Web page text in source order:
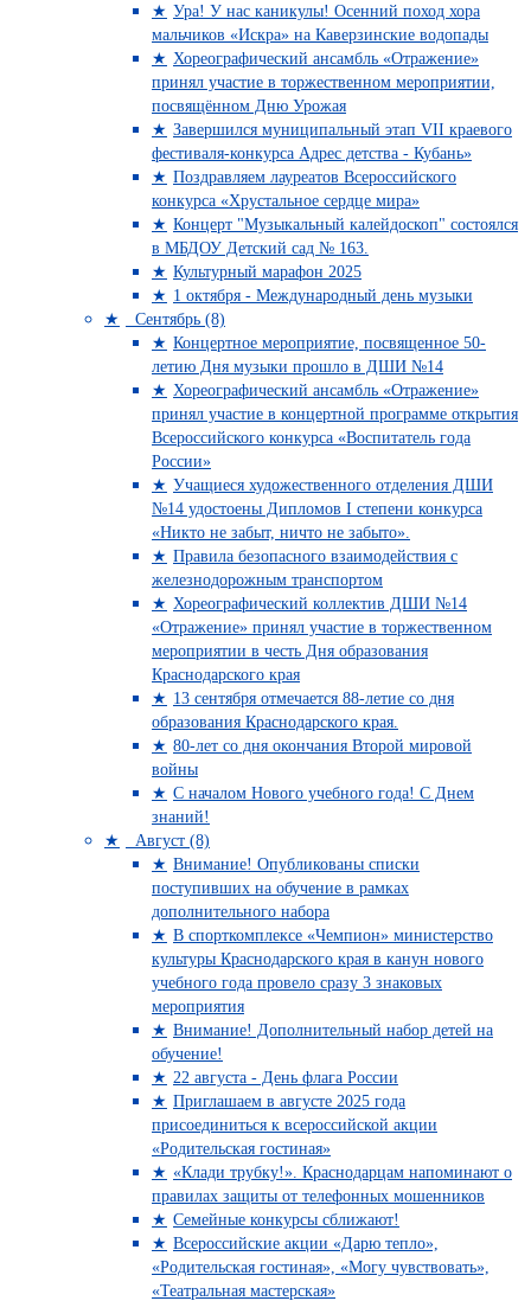
Ура! У нас каникулы! Осенний поход хора
мальчиков «Искра» на Каверзинские водопады
Хореографический ансамбль «Отражение»
принял участие в торжественном мероприятии,
посвящённом Дню Урожая
Завершился муниципальный этап VII краевого
фестиваля-конкурса Адрес детства - Кубань»
Поздравляем лауреатов Всероссийского
конкурса «Хрустальное сердце мира»
Концерт "Музыкальный калейдоскоп" состоялся
в МБДОУ Детский сад № 163.
Культурный марафон 2025
1 октября - Международный день музыки
Сентябрь (8)
Концертное мероприятие, посвященное 50-
летию Дня музыки прошло в ДШИ №14
Хореографический ансамбль «Отражение»
принял участие в концертной программе открытия
Всероссийского конкурса «Воспитатель года
России»
Учащиеся художественного отделения ДШИ
№14 удостоены Дипломов I степени конкурса
«Никто не забыт, ничто не забыто».
Правила безопасного взаимодействия с
железнодорожным транспортом
Хореографический коллектив ДШИ №14
«Отражение» принял участие в торжественном
мероприятии в честь Дня образования
Краснодарского края
13 сентября отмечается 88-летие со дня
образования Краснодарского края.
80-лет со дня окончания Второй мировой
войны
С началом Нового учебного года! С Днем
знаний!
Август (8)
Внимание! Опубликованы списки
поступивших на обучение в рамках
дополнительного набора
В спорткомплексе «Чемпион» министерство
культуры Краснодарского края в канун нового
учебного года провело сразу 3 знаковых
мероприятия
Внимание! Дополнительный набор детей на
обучение!
22 августа - День флага России
Приглашаем в августе 2025 года
присоединиться к всероссийской акции
«Родительская гостиная»
«Клади трубку!». Краснодарцам напоминают о
правилах защиты от телефонных мошенников
Семейные конкурсы сближают!
Всероссийские акции «Дарю тепло»,
«Родительская гостиная», «Могу чувствовать»,
«Театральная мастерская»